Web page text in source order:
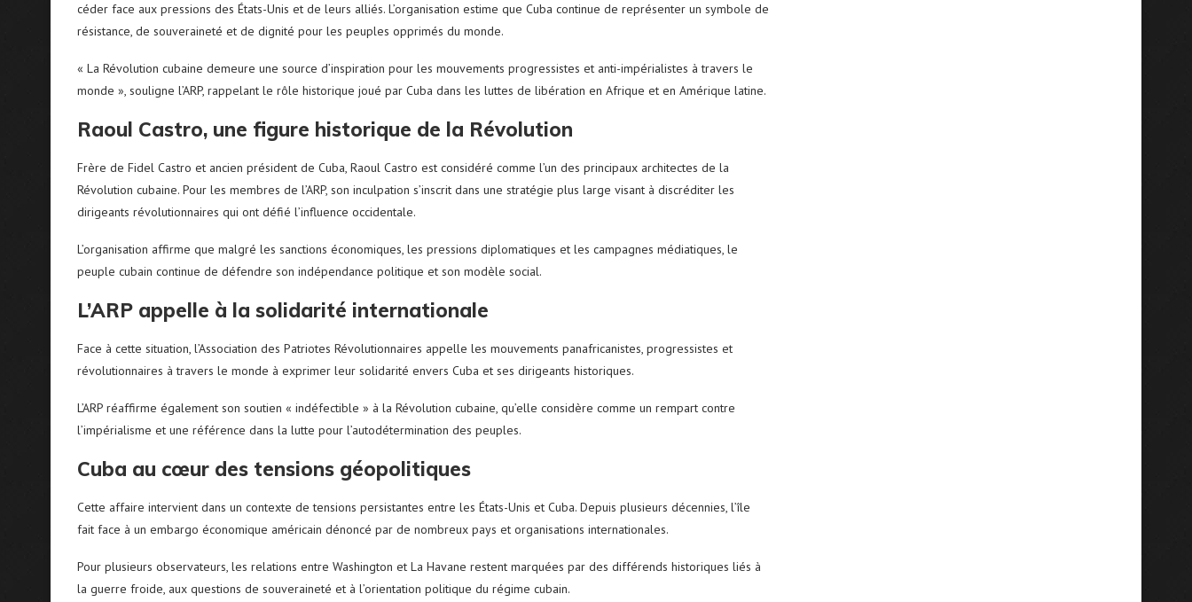
céder face aux pressions des États-Unis et de leurs alliés. L’organisation estime que Cuba continue de représenter un symbole de
résistance, de souveraineté et de dignité pour les peuples opprimés du monde.
« La Révolution cubaine demeure une source d’inspiration pour les mouvements progressistes et anti-impérialistes à travers le
monde », souligne l’ARP, rappelant le rôle historique joué par Cuba dans les luttes de libération en Afrique et en Amérique latine.
Raoul Castro, une figure historique de la Révolution
Frère de Fidel Castro et ancien président de Cuba, Raoul Castro est considéré comme l’un des principaux architectes de la
Révolution cubaine. Pour les membres de l’ARP, son inculpation s’inscrit dans une stratégie plus large visant à discréditer les
dirigeants révolutionnaires qui ont défié l’influence occidentale.
L’organisation affirme que malgré les sanctions économiques, les pressions diplomatiques et les campagnes médiatiques, le
peuple cubain continue de défendre son indépendance politique et son modèle social.
L’ARP appelle à la solidarité internationale
Face à cette situation, l’Association des Patriotes Révolutionnaires appelle les mouvements panafricanistes, progressistes et
révolutionnaires à travers le monde à exprimer leur solidarité envers Cuba et ses dirigeants historiques.
L’ARP réaffirme également son soutien « indéfectible » à la Révolution cubaine, qu’elle considère comme un rempart contre
l’impérialisme et une référence dans la lutte pour l’autodétermination des peuples.
Cuba au cœur des tensions géopolitiques
Cette affaire intervient dans un contexte de tensions persistantes entre les États-Unis et Cuba. Depuis plusieurs décennies, l’île
fait face à un embargo économique américain dénoncé par de nombreux pays et organisations internationales.
Pour plusieurs observateurs, les relations entre Washington et La Havane restent marquées par des différends historiques liés à
la guerre froide, aux questions de souveraineté et à l’orientation politique du régime cubain.